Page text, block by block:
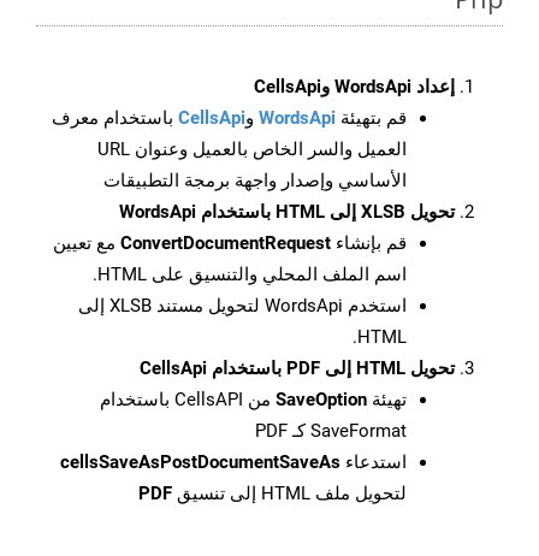
إعداد WordsApi وCellsApi
قم بتهيئة WordsApi وCellsApi باستخدام معرف
العميل والسر الخاص بالعميل وعنوان URL
الأساسي وإصدار واجهة برمجة التطبيقات
تحويل XLSB إلى HTML باستخدام WordsApi
قم بإنشاء ConvertDocumentRequest مع تعيين
اسم الملف المحلي والتنسيق على HTML.
استخدم WordsApi لتحويل مستند XLSB إلى
HTML.
تحويل HTML إلى PDF باستخدام CellsApi
تهيئة SaveOption
من CellsAPI باستخدام
SaveFormat كـ PDF
استدعاء cellsSaveAsPostDocumentSaveAs
لتحويل ملف HTML إلى تنسيق
PDF